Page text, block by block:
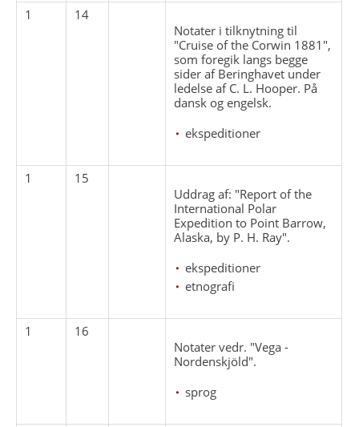
1
14
Notater i tilknytning til
"Cruise of the Corwin 1881",
som foregik langs begge
sider af Beringhavet under
ledelse af C. L. Hooper. På
dansk og engelsk.
ekspeditioner
1
15
Uddrag af: "Report of the
International Polar
Expedition to Point Barrow,
Alaska, by P. H. Ray".
ekspeditioner
etnografi
1
16
Notater vedr. "Vega -
Nordenskjöld".
sprog